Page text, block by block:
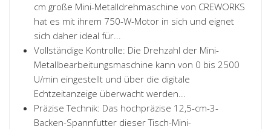
cm große Mini-Metalldrehmaschine von CREWORKS
hat es mit ihrem 750-W-Motor in sich und eignet
sich daher ideal für...
Vollständige Kontrolle: Die Drehzahl der Mini-
Metallbearbeitungsmaschine kann von 0 bis 2500
U/min eingestellt und über die digitale
Echtzeitanzeige überwacht werden...
Präzise Technik: Das hochpräzise 12,5-cm-3-
Backen-Spannfutter dieser Tisch-Mini-